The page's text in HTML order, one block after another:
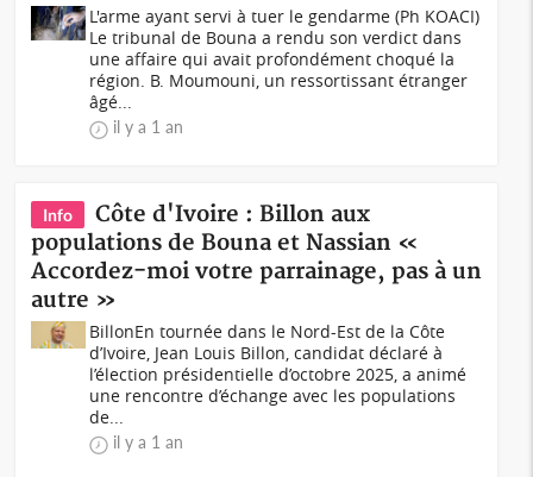
L'arme ayant servi à tuer le gendarme (Ph KOACI)
Le tribunal de Bouna a rendu son verdict dans
une affaire qui avait profondément choqué la
région. B. Moumouni, un ressortissant étranger
âgé...
il y a 1 an
Info
Côte d'Ivoire : Billon aux
populations de Bouna et Nassian «
Accordez-moi votre parrainage, pas à un
autre »
BillonEn tournée dans le Nord-Est de la Côte
d’Ivoire, Jean Louis Billon, candidat déclaré à
l’élection présidentielle d’octobre 2025, a animé
une rencontre d’échange avec les populations
de...
il y a 1 an